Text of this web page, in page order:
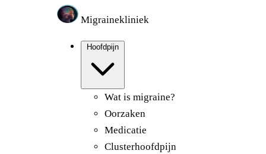
Migrainekliniek
Wat is migraine?
Oorzaken
Medicatie
Clusterhoofdpijn